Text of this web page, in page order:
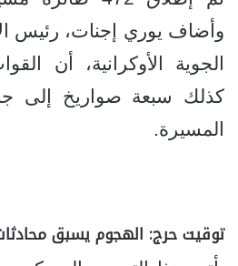
وأضاف يوري إجنات، رئيس
الجوية الأوكرانية، أن
كذلك سبعة صواريخ إلى
المسيرة.
توقيت حرج: الهجوم يسبق